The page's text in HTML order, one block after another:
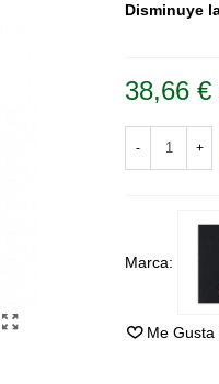
Disminuye
38,66 €
- +
Marca:
Me Gusta